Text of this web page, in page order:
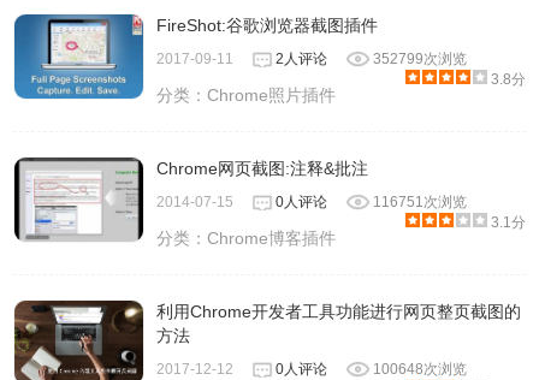
FireShot:谷歌浏览器截图插件
2017-09-11 2人评论
352799次浏览
3.8分
分类：Chrome照片插件
Chrome网页截图:注释&批注
2014-07-15 0人评论
116751次浏览
3.1分
分类：Chrome博客插件
利用Chrome开发者工具功能进行网页整页截图的
方法
2017-12-12 0人评论
100648次浏览